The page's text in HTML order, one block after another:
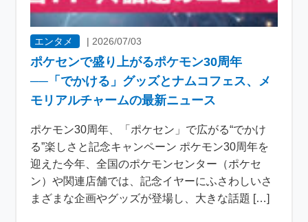
エンタメ | 2026/07/03
ポケセンで盛り上がるポケモン30周年
──「でかける」グッズとナムコフェス、メ
モリアルチャームの最新ニュース
ポケモン30周年、「ポケセン」で広がる“でかけ
る”楽しさと記念キャンペーン ポケモン30周年を
迎えた今年、全国のポケモンセンター（ポケセ
ン）や関連店舗では、記念イヤーにふさわしいさ
まざまな企画やグッズが登場し、大きな話題 […]